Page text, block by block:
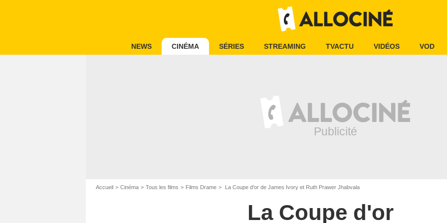
NEWS CINÉMA SÉRIES STREAMING TVACTU VIDÉOS VOD
Accueil Cinéma Tous les films Films Drame La Coupe d'or de James Ivory et Ruth Prawer Jhabvala
La Coupe d'or